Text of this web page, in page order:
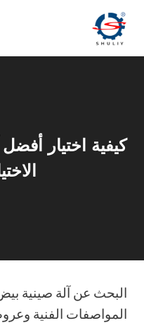
التجاوز
كيفية اختيار
البحث عن آلة صينية
المواصفات الفنية